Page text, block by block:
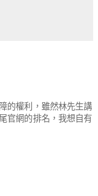
的權利，雖然林先生講
官網的排名，我想自有